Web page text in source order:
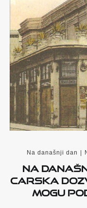
Na današnji dan
Na
carska
mogu